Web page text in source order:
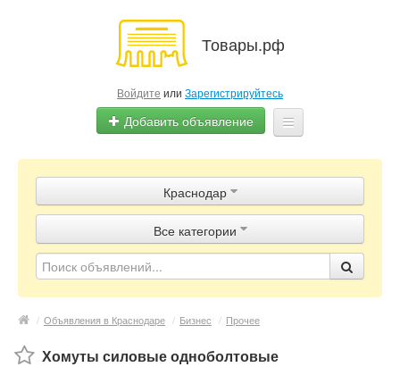
Товары.рф
Войдите или Зарегистрируйтесь
Добавить объявление
Объявления
Магазины
Контакты
Краснодар
Все категории
/ Объявления в Краснодаре / Бизнес / Прочее
Хомуты силовые одноболтовые